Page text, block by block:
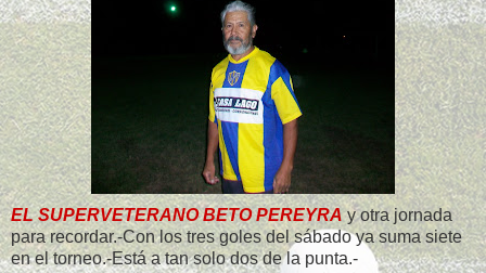
EL SUPERVETERANO BETO PEREYRAy otra jornada
para recordar.-Con los tres goles del sábado ya suma siete
en el torneo.-Está a tan solo dos de la punta.-